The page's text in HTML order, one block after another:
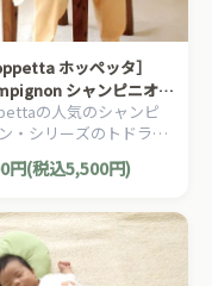
ホッペッタ］
シャンピニオン
くガーゼ ６重ガーゼ
ーキッズ スリーパー
の人気のシャンピ
・シリーズのトドラ
キッズ用の６重ガーゼス
ー。お子様の寝冷え防
円(税込5,500円)